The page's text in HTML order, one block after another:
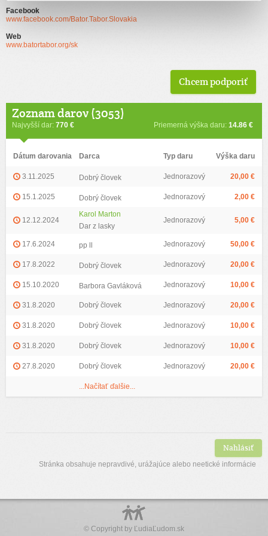
Facebook
www.facebook.com/Bator.Tabor.Slovakia
Web
www.batortabor.org/sk
Chcem podporiť
Zoznam darov (3053)
Najvyšší dar: 770 € Priemerná výška daru: 14.86 €
Dátum darovania Darca Typ daru Výška daru
3.11.2025 Dobrý človek Jednorazový 20,00 €
15.1.2025 Dobrý človek Jednorazový 2,00 €
12.12.2024
Karol Marton
Dar z lasky
Jednorazový 5,00 €
17.6.2024 pp ll Jednorazový 50,00 €
17.8.2022 Dobrý človek Jednorazový 20,00 €
15.10.2020 Barbora Gavláková Jednorazový 10,00 €
31.8.2020 Dobrý človek Jednorazový 20,00 €
31.8.2020 Dobrý človek Jednorazový 10,00 €
31.8.2020 Dobrý človek Jednorazový 10,00 €
27.8.2020 Dobrý človek Jednorazový 20,00 €
...Načítať ďalšie...
Nahlásiť
Stránka obsahuje nepravdivé, urážajúce alebo neetické informácie
© Copyright by ĽudiaĽudom.sk